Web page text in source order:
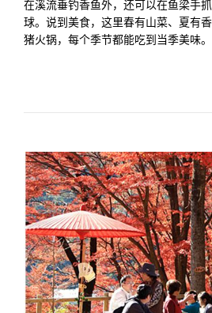
在溪流垂钓香鱼外，还可以在鱼梁手
球。说到美食，这里春有山菜、夏有
猪火锅，每个季节都能吃到当季美味。